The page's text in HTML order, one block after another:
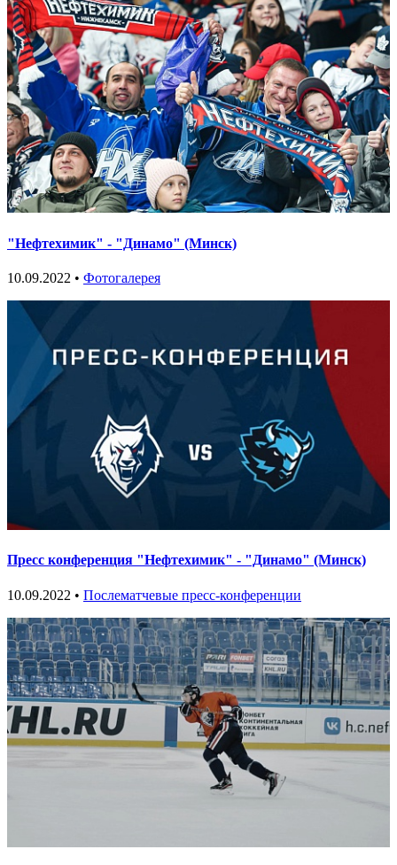
"Нефтехимик" - "Динамо" (Минск)
10.09.2022 • Фотогалерея
Пресс конференция "Нефтехимик" - "Динамо" (Минск)
10.09.2022 • Послематчевые пресс-конференции